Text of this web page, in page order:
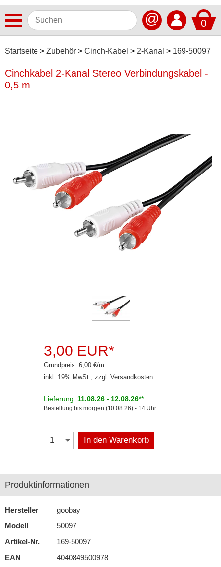
0
@
Startseite Zubehör Cinch-Kabel 2-Kanal 169-50097
Dashcams
Multimedia
Navigationssoftware
Navigationssysteme
Antennenkabel
Antennensplitter
Antennenstab
Antennenverstärker
Aux-In-Adapter
Cinch-Kabel
Cinchkabel 2-Kanal Stereo Verbindungskabel -
0,5 m
3,00 EUR*
Grundpreis: 6,00 €/m
inkl. 19% MwSt., zzgl. Versandkosten
Lieferung: 11.08.26 - 12.08.26**
Bestellung bis morgen (10.08.26) - 14 Uhr
In den Warenkorb
Produktinformationen
Hersteller
goobay
Modell
50097
Artikel-Nr.
169-50097
EAN
4040849500978